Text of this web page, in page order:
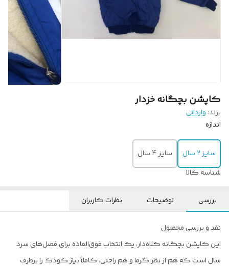
کاپشن بچگانه خزدار
برند: وارداتی
اندازه
سایز 2 سال
سایز 4 سال
شناسه کالا
بررسی توضیحات نظرات کاربران
نقد و بررسی محصول
این کاپشن بچگانه کلاه‌دار، یک انتخاب فوق‌العاده برای فصل‌های سرد
سال است که هم از نظر گرما و هم راحتی، کاملاً نیاز کودک را برطرف